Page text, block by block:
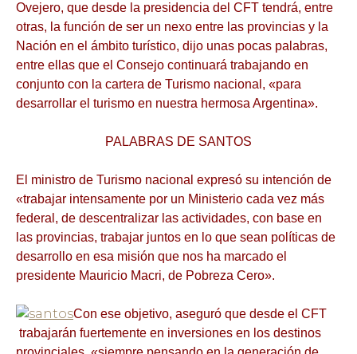
Ovejero, que desde la presidencia del CFT tendrá, entre
otras, la función de ser un nexo entre las provincias y la
Nación en el ámbito turístico, dijo unas pocas palabras,
entre ellas que el Consejo continuará trabajando en
conjunto con la cartera de Turismo nacional, «para
desarrollar el turismo en nuestra hermosa Argentina».
PALABRAS DE SANTOS
El ministro de Turismo nacional expresó su intención de
«trabajar intensamente por un Ministerio cada vez más
federal, de descentralizar las actividades, con base en
las provincias, trabajar juntos en lo que sean políticas de
desarrollo en esa misión que nos ha marcado el
presidente Mauricio Macri, de Pobreza Cero».
Con ese objetivo, aseguró que desde el CFT
trabajarán fuertemente en inversiones en los destinos